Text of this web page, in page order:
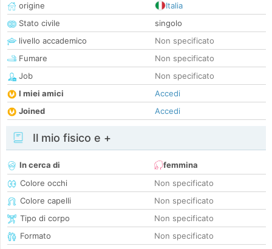
origine
Italia
Stato civile
singolo
livello accademico
Non specificato
Fumare
Non specificato
Job
Non specificato
I miei amici
Accedi
Joined
Accedi
Il mio fisico e +
In cerca di
femmina
Colore occhi
Non specificato
Colore capelli
Non specificato
Tipo di corpo
Non specificato
Formato
Non specificato